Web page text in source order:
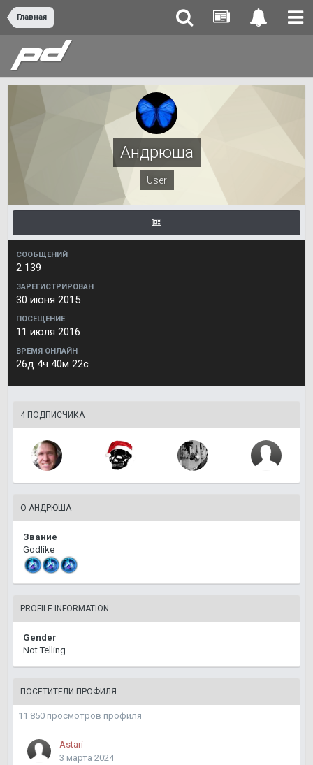
Главная
Андрюша
User
СООБЩЕНИЙ
2 139
ЗАРЕГИСТРИРОВАН
30 июня 2015
ПОСЕЩЕНИЕ
11 июля 2016
ВРЕМЯ ОНЛАЙН
26д 4ч 40м 22с
4 ПОДПИСЧИКА
О АНДРЮША
Звание
Godlike
PROFILE INFORMATION
Gender
Not Telling
ПОСЕТИТЕЛИ ПРОФИЛЯ
11 850 просмотров профиля
Astari
3 марта 2024